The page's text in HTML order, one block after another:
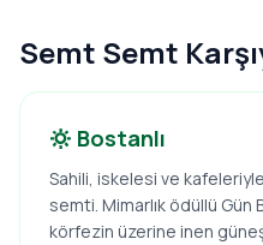
Semt Semt
Bostanlı
Sahili, iskelesi ve
semti. Mimarlık ödüllü Gün
körfezin üzerine inen